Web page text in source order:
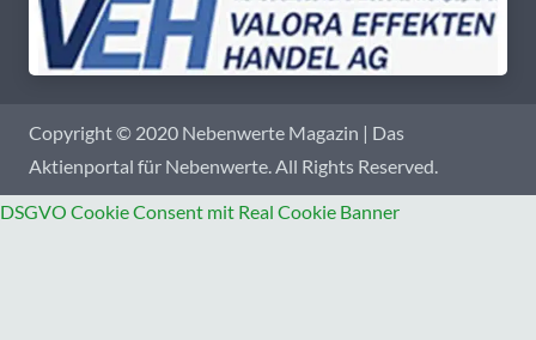
Copyright © 2020 Nebenwerte Magazin | Das
Aktienportal für Nebenwerte. All Rights Reserved.
DSGVO Cookie Consent mit Real Cookie Banner